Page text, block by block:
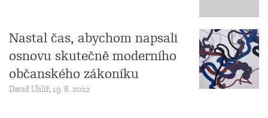
Nastal čas, abychom napsali
osnovu skutečně moderního
občanského zákoníku
David Uhlíř, 19. 8. 2022